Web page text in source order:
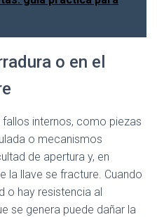
o en el
internos, como piezas
o mecanismos
de apertura y, en
la llave se fracture. Cuando
o hay resistencia al
se genera puede dañar la